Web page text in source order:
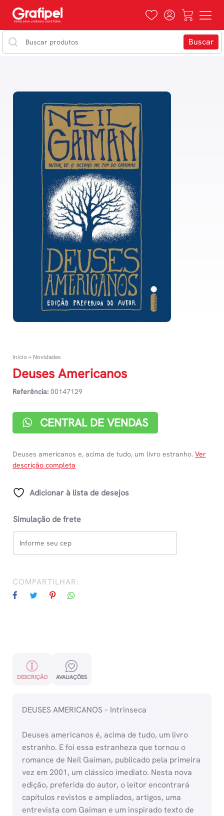
Início» Novidades
Deuses Americanos
Referência: 00147129
CENTRAL DE VENDAS
Deuses americanos e, acima de tudo, um livro estranho. Ver
descrição completa
Adicionar à lista de desejos
Simulação de frete
COMPARTILHAR:
DESCRIÇÃO AVALIAÇÕES
DEUSES AMERICANOS – Intrinseca
Deuses americanos é, acima de tudo, um livro
estranho. E foi essa estranheza que tornou o
romance de Neil Gaiman, publicado pela primeira
vez em 2001, um clássico imediato. Nesta nova
edição, preferida do autor, o leitor encontrará
capítulos revistos e ampliados, artigos, uma
entrevista com Gaiman e um inspirado texto de